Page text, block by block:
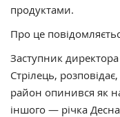
продуктами.
Про це
Заступник
Стрілець,
район опинився як
іншого — річка